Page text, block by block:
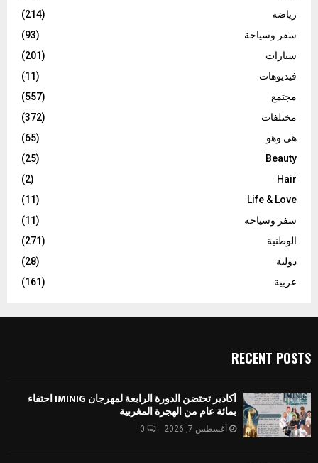
رياضة
(214)
سفر وسياحة
(93)
سيارات
(201)
فيديوهات
(11)
مجتمع
(557)
مختلفات
(372)
هي وهو
(65)
Beauty
(25)
Hair
(2)
Life & Love
(11)
سفر وسياحة
(11)
الوطنية
(271)
دولية
(28)
عربية
(161)
RECENT POSTS
أكادير تحتضن الدورة الرابعة لمهرجان IMINIG احتفاء
بمائة عام من الهجرة المغربية
أغسطس 7, 2026 0